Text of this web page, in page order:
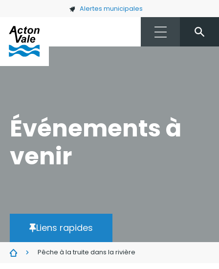
Skip to main content Alertes municipales
Événements à
venir
Liens rapides
Pêche à la truite dans la rivière